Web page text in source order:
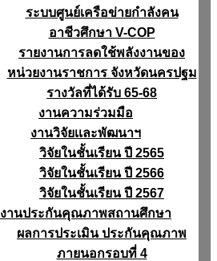
ระบบศูนย์เครือข่ายกำลังคน
อาชีวศึกษา V-COP
รายงานการลดใช้พลังงานของ
หน่วยงานราชการ จังหวัดนครปฐม
รางวัลที่ได้รับ 65-68
งานความร่วมมือ
งานวิจัยเเละพัฒนาฯ
วิจัยในชั้นเรียน ปี 2565
วิจัยในชั้นเรียน ปี 2566
วิจัยในชั้นเรียน ปี 2567
งานประกันคุณภาพสถานศึกษา
ผลการประเมิน ประกันคุณภาพ
ภายนอกรอบที่ 4